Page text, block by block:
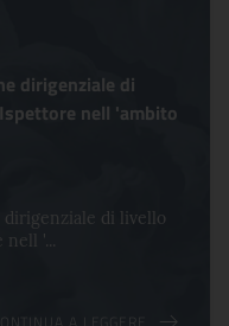
dirigenziale di
nell 'ambito
di livello
nell '...
CONTINUA A LEGGERE